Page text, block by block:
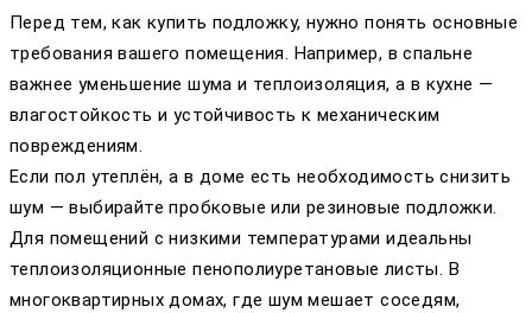
Перед тем, как купить подложку, нужно понять основные
требования вашего помещения. Например, в спальне
важнее уменьшение шума и теплоизоляция, а в кухне —
влагостойкость и устойчивость к механическим
повреждениям.
Если пол утеплён, а в доме есть необходимость снизить
шум — выбирайте пробковые или резиновые подложки.
Для помещений с низкими температурами идеальны
теплоизоляционные пенополиуретановые листы. В
многоквартирных домах, где шум мешает соседям,